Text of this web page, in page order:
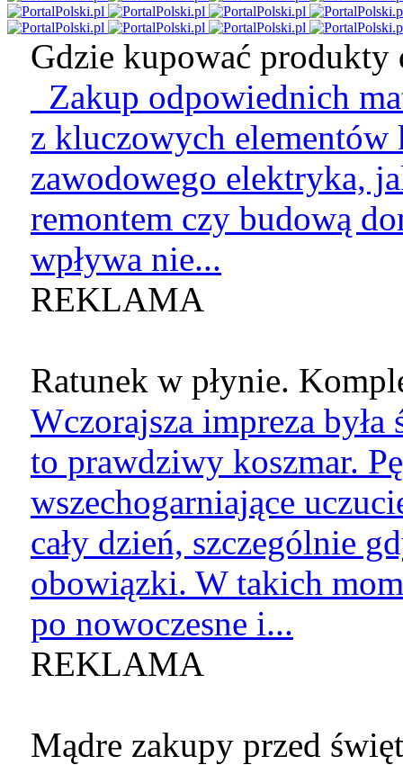
Gdzie kupować produkty
Zakup odpowiednich
z kluczowych
zawodowego elektryka,
remontem czy budową
wpływa nie...
REKLAMA
Ratunek w płynie.
Wczorajsza impreza
to prawdziwy koszmar.
wszechogarniające
cały dzień, szczególnie
obowiązki. W takich
po nowoczesne i...
REKLAMA
Mądre zakupy przed